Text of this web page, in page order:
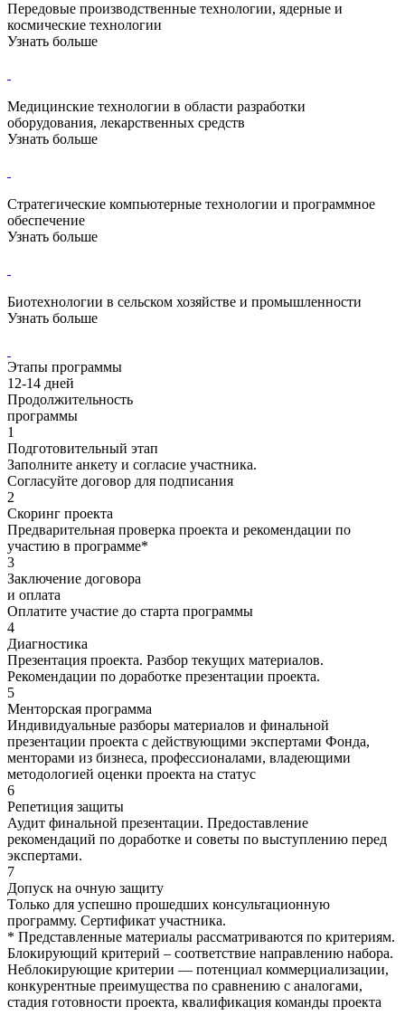
Передовые производственные технологии, ядерные и
космические технологии
Узнать больше
Медицинские технологии в области разработки
оборудования, лекарственных средств
Узнать больше
Стратегические компьютерные технологии и программное
обеспечение
Узнать больше
Биотехнологии в сельском хозяйстве и промышленности
Узнать больше
Этапы программы
12-14 дней
Продолжительность
программы
1
Подготовительный этап
Заполните анкету и согласие участника.
Согласуйте договор для подписания
2
Скоринг проекта
Предварительная проверка проекта и рекомендации по
участию в программе*
3
Заключение договора
и оплата
Оплатите участие до старта программы
4
Диагностика
Презентация проекта. Разбор текущих материалов.
Рекомендации по доработке презентации проекта.
5
Менторская программа
Индивидуальные разборы материалов и финальной
презентации проекта с действующими экспертами Фонда,
менторами из бизнеса, профессионалами, владеющими
методологией оценки проекта на статус
6
Репетиция защиты
Аудит финальной презентации. Предоставление
рекомендаций по доработке и советы по выступлению перед
экспертами.
7
Допуск на очную защиту
Только для успешно прошедших консультационную
программу. Сертификат участника.
* Представленные материалы рассматриваются по критериям.
Блокирующий критерий – соответствие направлению набора.
Неблокирующие критерии — потенциал коммерциализации,
конкурентные преимущества по сравнению с аналогами,
стадия готовности проекта, квалификация команды проекта